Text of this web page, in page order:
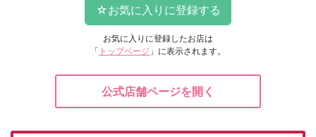
お気に入りに登録したお店は
「 トップページ 」に表示されます。
公式店舗ページを開く